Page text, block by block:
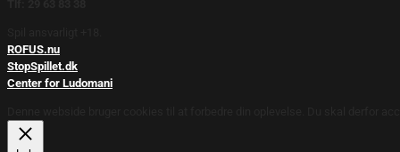
ROFUS.nu
StopSpillet.dk
Center for Ludomani